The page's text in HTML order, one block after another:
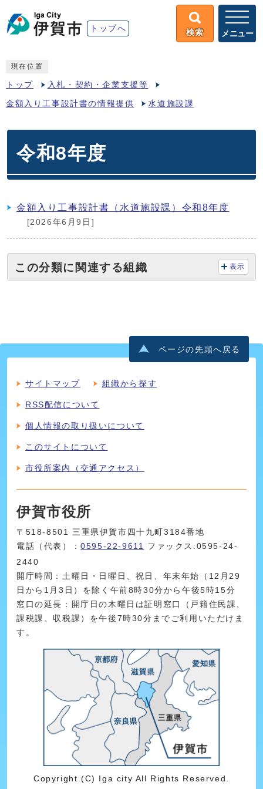
トップへ 検索 メニュー
現在位置
トップ 入札・契約・企業支援等
金額入り工事設計書の情報提供 水道施設課
令和8年度
金額入り工事設計書（水道施設課）令和8年度
[2026年6月9日]
この分類に関連する組織 表示
ページの先頭へ戻る
サイトマップ 組織から探す
RSS配信について
個人情報の取り扱いについて
このサイトについて
市役所案内（交通アクセス）
伊賀市役所
〒518-8501 三重県伊賀市四十九町3184番地
電話（代表）：0595-22-9611
ファックス:0595-24-
2440
開庁時間：土曜日・日曜日、祝日、年末年始（12月29
日から1月3日）を除く午前8時30分から午後5時15分
窓口の延長：開庁日の木曜日は証明窓口（戸籍住民課、
課税課、収税課）を午後7時30分までご利用いただけま
す。
Copyright (C) Iga city All Rights Reserved.